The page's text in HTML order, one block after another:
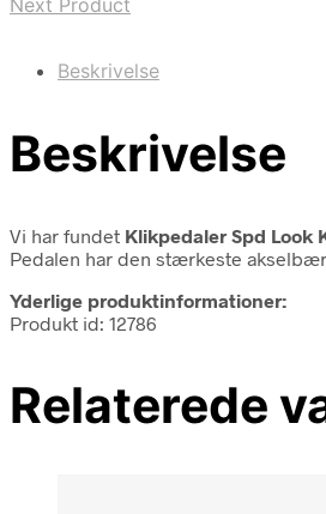
Beskrivelse
Beskrivelse
Vi har fundet Klikpedaler Spd Look
Pedalen har den stærkeste
Yderlige produktinformationer:
Produkt id: 12786
Relaterede